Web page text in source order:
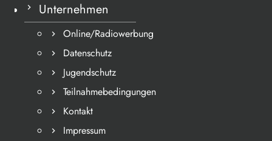
Unternehmen
Online/Radiowerbung
Datenschutz
Jugendschutz
Teilnahmebedingungen
Kontakt
Impressum